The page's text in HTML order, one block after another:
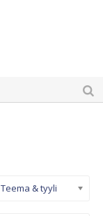
Teema & tyyli